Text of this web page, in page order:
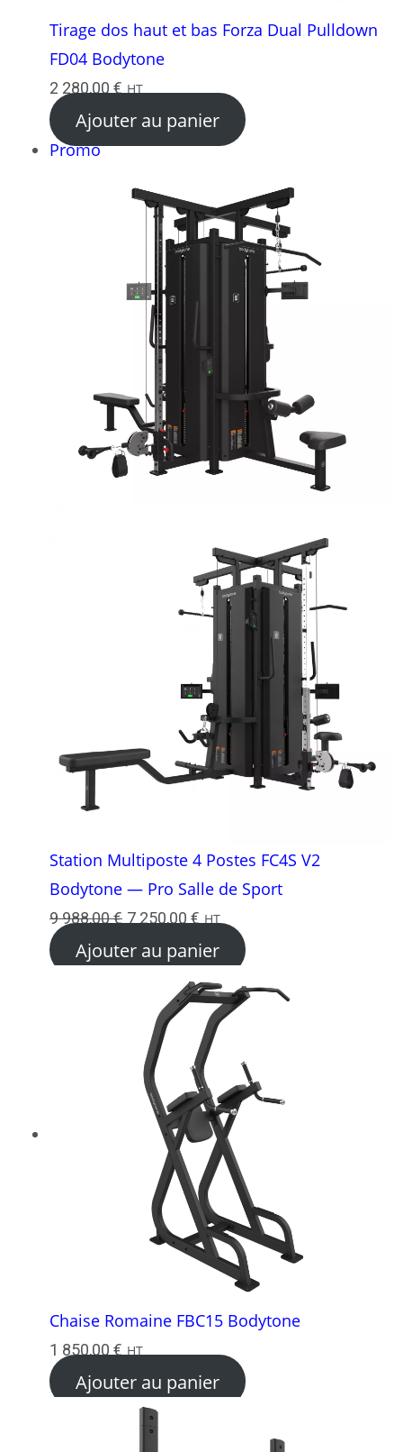
Tirage dos haut et bas Forza Dual Pulldown
FD04 Bodytone
2 280,00 € HT
Ajouter au panier
PromoProduit
promotion
Station Multiposte 4 Postes FC4S V2
Bodytone — Pro Salle de Sport
9 988,00€ Le
prix
était :
988,00 €.
7 250,00 € Le
prix
est :
7
250,00 €.
HT
Ajouter au panier
Chaise Romaine FBC15 Bodytone
1 850,00 € HT
Ajouter au panier